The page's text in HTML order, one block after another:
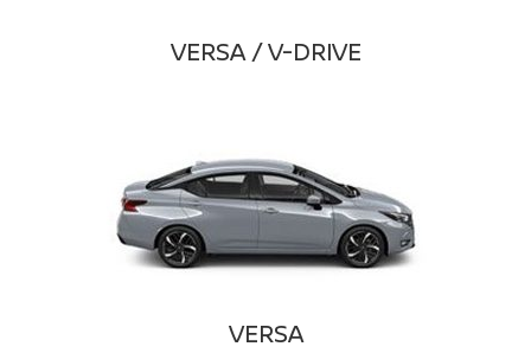
VERSA / V-DRIVE
VERSA